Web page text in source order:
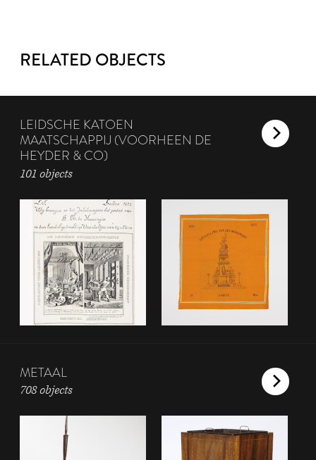
RELATED OBJECTS
LEIDSCHE KATOEN
MAATSCHAPPIJ (VOORHEEN DE
HEYDER & CO)
101 objects
METAAL
708 objects